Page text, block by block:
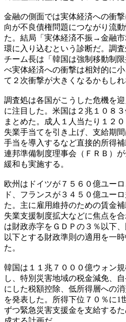
金融の側面では実体経済への衝
向が不良債権問題につながり流
た。結局「実体経済不振→金融
環に入り込むという診断だ。調
チーム長は「韓国は強制移動制
べ実体経済への衝撃は相対的に
て２次衝撃が大きくなるかもしれ
調査処は各国がこうした危機を
に注目した。米国は２兆１０８
まとめた。成人１人当たり１２
失業手当てを引き上げ、支給期
手当を導入するなど直接的所得
連邦準備制度理事会（ＦＲＢ）
緩和も実施する。
欧州はドイツが７５６０億ユー
ド、フランスが３４５０億ユー
た。主に雇用維持のための賃金
失業支援制度拡大などに焦点を
は財政赤字をＧＤＰの３％以下
以下とする財政準則の適用を一
た。
韓国は１１兆７０００億ウォン
し、特別災害地域の税金減免、
にした税額控除、低所得層への
を発表した。所得下位７０％に1
ずつ緊急災害支援金を支給する